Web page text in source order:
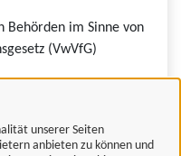
unserer Seiten
anbieten zu können und
Behörden im Sinne von
(VwVfG)